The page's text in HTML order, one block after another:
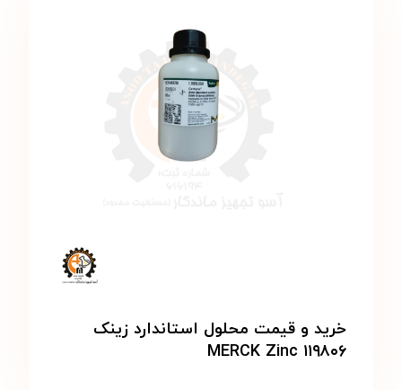
خرید و قیمت محلول استاندارد زینک
MERCK Zinc ۱۱۹۸۰۶